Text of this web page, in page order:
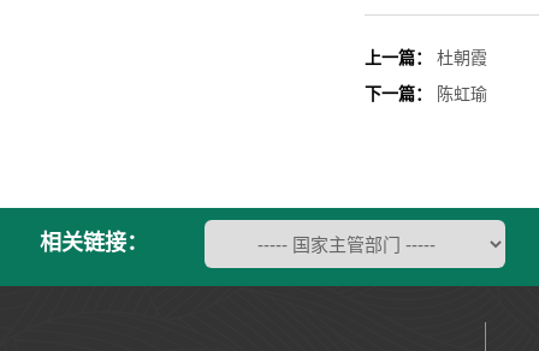
上一篇：
杜朝霞
下一篇：
陈虹瑜
相关链接：